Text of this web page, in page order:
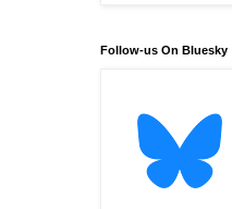
Follow-us On Bluesky